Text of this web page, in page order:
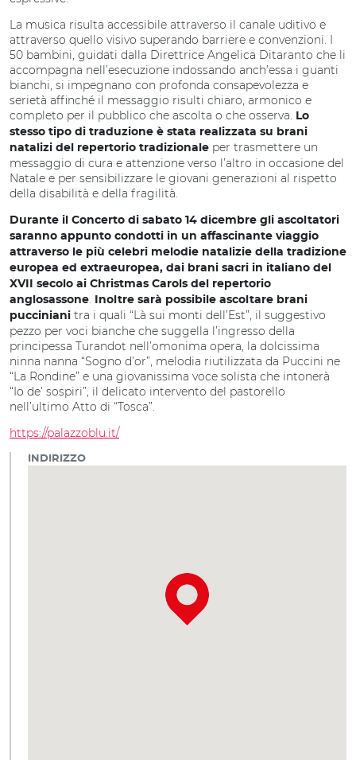
La musica risulta accessibile attraverso il canale uditivo e
attraverso quello visivo superando barriere e convenzioni. I
50 bambini, guidati dalla Direttrice Angelica Ditaranto che li
accompagna nell’esecuzione indossando anch’essa i guanti
bianchi, si impegnano con profonda consapevolezza e
serietà affinché il messaggio risulti chiaro, armonico e
completo per il pubblico che ascolta o che osserva. Lo
stesso tipo di traduzione è stata realizzata su brani
natalizi del repertorio tradizionale per trasmettere un
messaggio di cura e attenzione verso l’altro in occasione del
Natale e per sensibilizzare le giovani generazioni al rispetto
della disabilità e della fragilità.
Durante il Concerto di sabato 14 dicembre gli ascoltatori
saranno appunto condotti in un affascinante viaggio
attraverso le più celebri melodie natalizie della tradizione
europea ed extraeuropea, dai brani sacri in italiano del
XVII secolo ai Christmas Carols del repertorio
anglosassone.
Inoltre sarà possibile ascoltare brani
pucciniani tra i quali “Là sui monti dell’Est”, il suggestivo
pezzo per voci bianche che suggella l’ingresso della
principessa Turandot nell’omonima opera, la dolcissima
ninna nanna “Sogno d’or”, melodia riutilizzata da Puccini ne
“La Rondine” e una giovanissima voce solista che intonerà
“Io de’ sospiri”, il delicato intervento del pastorello
nell’ultimo Atto di “Tosca”.
https://palazzoblu.it/
INDIRIZZO